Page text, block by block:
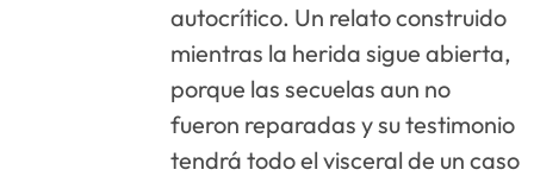
autocrítico. Un relato construido
mientras la herida sigue abierta,
porque las secuelas aun no
fueron reparadas y su testimonio
tendrá todo el visceral de un caso